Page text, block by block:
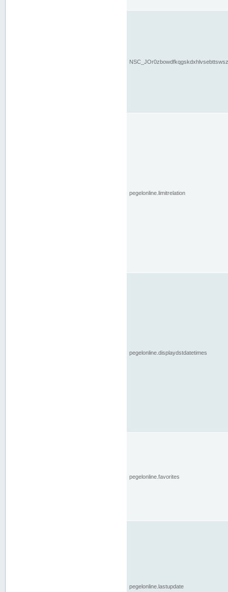
pegelonline.limitrelation
pegelonline.displaydstdatetimes
pegelonline.favorites
pegelonline.lastupdate